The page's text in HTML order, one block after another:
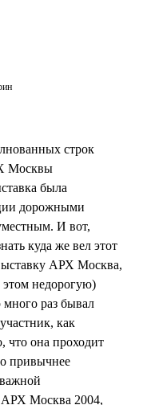
строк
Москвы
была
дорожными
И вот,
куда же вел этот
АРХ Москва,
недорогую)
раз бывал
как
что она проходит
привычнее
Москва 2004,